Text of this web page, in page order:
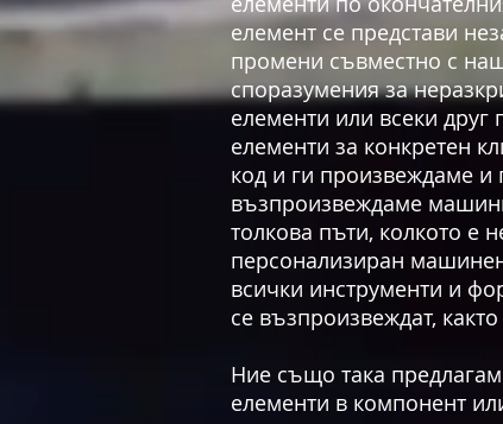
елемент се представи
промени съвместно с
споразумения за
елементи или всеки
елементи за конкретен
код и ги произвеждаме и
възпроизвеждаме
толкова пъти, колкото е
персонализиран машинен
всички инструменти и
се възпроизвеждат,
Ние също така
елементи в компонент